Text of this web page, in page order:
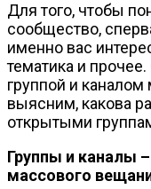
Для того, чтобы
сообщество,
именно вас
тематика и
группой и
выясним, какова
открытыми
Группы и каналы
массового